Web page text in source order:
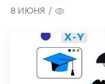
8 ИЮНЯ /